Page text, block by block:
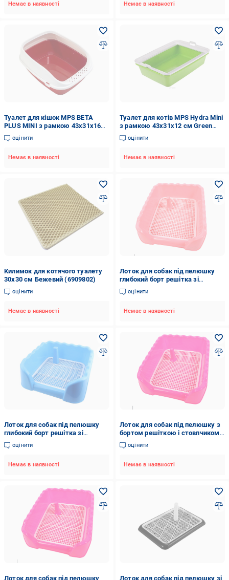
Немає в наявності Немає в наявності
Туалет для кішок MPS BETA
PLUS MINI з рамкою 43х31х16
см Red (1130202712)
оцінити
Немає в наявності
Туалет для котів MPS Hydra Mini
з рамкою 43х31х12 см Green
(1130202720)
оцінити
Немає в наявності
Килимок для котячого туалету
30x30 см Бежевий (6909802)
оцінити
Немає в наявності
Лоток для собак під пелюшку
глибокий борт решітка зі
стовпчиком 41,5х42х14,5 см
Персиковий (2354930633)
оцінити
Немає в наявності
Лоток для собак під пелюшку
глибокий борт решітка зі
стовпчиком 44х50х15 см
Блакитний (2296449033)
оцінити
Немає в наявності
Лоток для собак під пелюшку з
бортом решіткою і стовпчиком
44х50х15 см Рожевий
оцінити
Немає в наявності
Лоток для собак під пелюшку Лоток для собак під пелюшку зі